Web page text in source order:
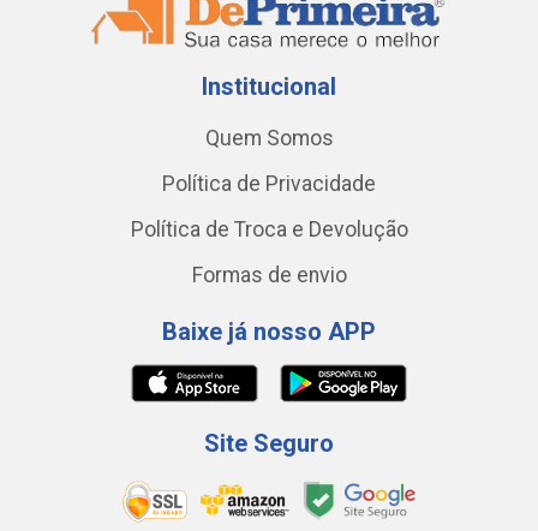
Institucional
Quem Somos
Política de Privacidade
Política de Troca e Devolução
Formas de envio
Baixe já nosso APP
Site Seguro